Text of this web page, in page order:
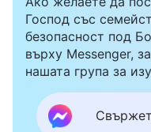
Господ със
безопасност под
върху Messenger,
нашата група за